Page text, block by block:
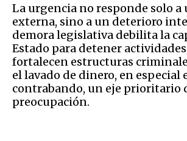
La urgencia no responde solo a
externa, sino a un deterioro
demora legislativa debilita la
Estado para detener
fortalecen estructuras
el lavado de dinero, en especial
contrabando, un eje prioritario
preocupación.